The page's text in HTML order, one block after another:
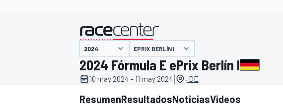
INDYCAR WRC
presentado por
EPRIX BERLÍN I
2024 Fórmula E ePrix Berlín I
10 may 2024 - 11 may 2024| , DE
ResumenResultadosNoticiasVideos